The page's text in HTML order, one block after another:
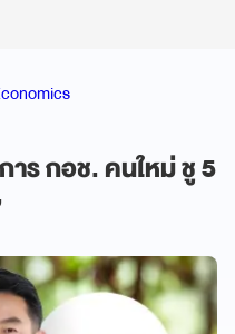
าร กอช. คนใหม่ ชู 5